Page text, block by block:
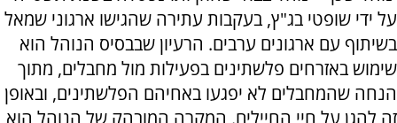
על ידי שופטי בג"ץ, בעקבות עתירה שהגישו ארגוני שמאל
בשיתוף עם ארגונים ערבים. הרעיון שבבסיס הנוהל הוא
שימוש באזרחים פלשתינים בפעילות מול מחבלים, מתוך
הנחה שהמחבלים לא יפגעו באחיהם הפלשתינים, ובאופן
זה להגן על חיי החיילים. המקרה המובהק של הנוהל הוא